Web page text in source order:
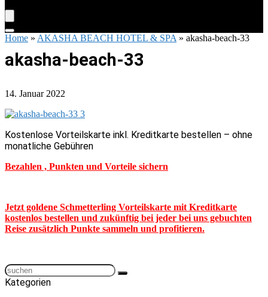
Home » AKASHA BEACH HOTEL & SPA » akasha-beach-33
akasha-beach-33
14. Januar 2022
Kostenlose Vorteilskarte inkl. Kreditkarte bestellen – ohne
monatliche Gebühren
Bezahlen , Punkten und Vorteile sichern
Jetzt goldene Schmetterling Vorteilskarte mit Kreditkarte
kostenlos bestellen und zukünftig bei jeder bei uns gebuchten
Reise zusätzlich Punkte sammeln und profitieren.
Kategorien